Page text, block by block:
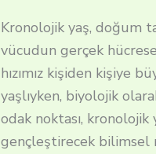
Kronolojik yaş, doğum
vücudun gerçek
hızımız kişiden kişiye
yaşlıyken, biyolojik
odak noktası, kronolojik
gençleştirecek bilimsel